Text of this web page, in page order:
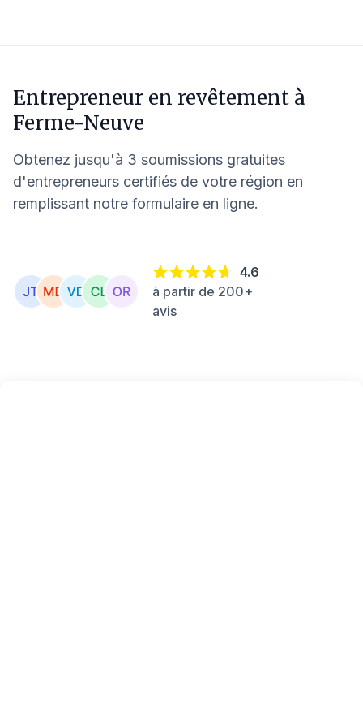
Entrepreneur en revêtement à
Ferme-Neuve
Obtenez jusqu'à 3 soumissions gratuites
d'entrepreneurs certifiés de votre région en
remplissant notre formulaire en ligne.
4.6
à partir de 200+
avis